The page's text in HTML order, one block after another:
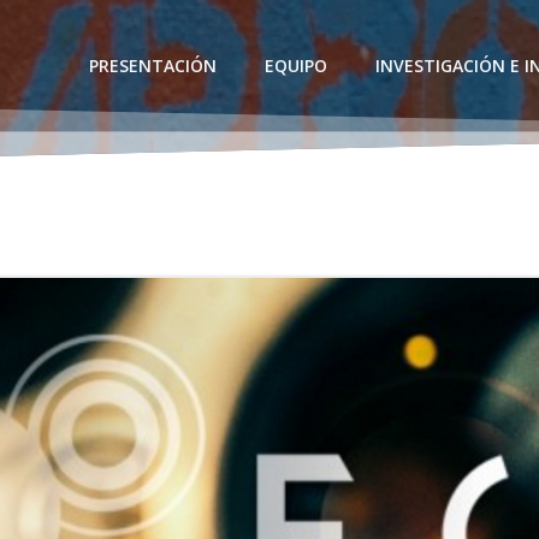
PRESENTACIÓN EQUIPO INVESTIGACIÓN E